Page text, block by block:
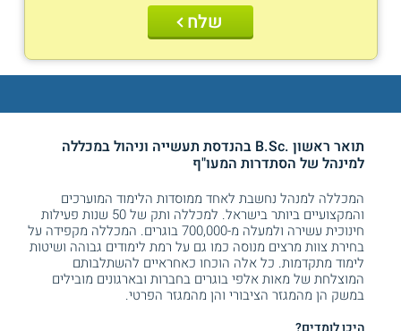
שלח
תואר ראשון .B.Sc בהנדסת תעשייה וניהול במכללה
למינהל של הסתדרות המעו"ף
המכללה למנהל נחשבת לאחד ממוסדות הלימוד המוערכים
והמקצועיים ביותר בישראל. למכללה ותק של 50 שנות פעילות
חינוכית עשירה ולמעלה מ-700,000 בוגרים. המכללה מקפידה על
בחירת צוות מרצים מנוסה כמו גם על רמת לימודים גבוהה ושיטות
לימוד מתקדמות. כל אלה הוכחו כאחראיים להשתלבותם
המוצלחת של מאות אלפי בוגרים בחברות ובארגונים מובילים
במשק הן מהמגזר הציבורי והן מהמגזר הפרטי.